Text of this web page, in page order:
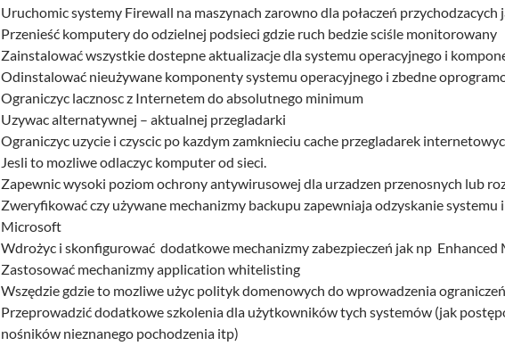
Uruchomic systemy Firewall na maszynach zarowno dla połaczeń przychodzacych
Przenieść komputery do odzielnej podsieci gdzie ruch bedzie sciśle monitorowany
Zainstalować wszystkie dostepne aktualizacje dla systemu operacyjnego i
Odinstalować nieużywane komponenty systemu operacyjnego i zbedne
Ograniczyc lacznosc z Internetem do absolutnego minimum
Uzywac alternatywnej – aktualnej przegladarki
Ograniczyc uzycie i czyscic po kazdym zamknieciu cache przegladarek
Jesli to mozliwe odlaczyc komputer od sieci.
Zapewnic wysoki poziom ochrony antywirusowej dla urzadzen przenosnych lub
Zweryfikować czy używane mechanizmy backupu zapewniaja odzyskanie systemu
Microsoft
Wdrożyc i skonfigurować dodatkowe mechanizmy zabezpieczeń jak np
Zastosować mechanizmy application whitelisting
Wszędzie gdzie to mozliwe użyc polityk domenowych do wprowadzenia ograniczeń
Przeprowadzić dodatkowe szkolenia dla użytkowników tych systemów (jak
nośników nieznanego pochodzenia itp)